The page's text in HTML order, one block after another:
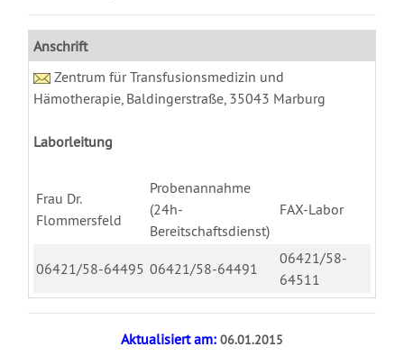
Anschrift
Zentrum für Transfusionsmedizin und
Hämotherapie, Baldingerstraße, 35043 Marburg
Laborleitung
Frau Dr.
Flommersfeld
Probenannahme
(24h-
Bereitschaftsdienst)
FAX-Labor
06421/58-64495 06421/58-64491
06421/58-
64511
Aktualisiert am: 06.01.2015